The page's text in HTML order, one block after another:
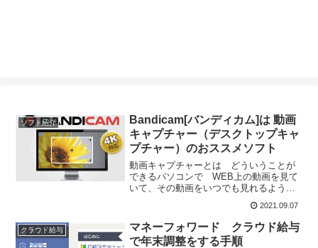
ソフト紹介
Bandicam[バンディカム]は 動画
キャプチャー（デスクトップキャ
プチャー）のおススメソフト
動画キャプチャーとは どういうことが
できるパソコンで WEB上の動画を見て
いて、その動画をいつでも見れるように
自分のパソコンに保存しておきたいと思
ったことはありませんか？「動画キャプ
チャー」「デスクトップキャプチャー」
というのはパソコンの画...
2021.09.07
クラウド給与
マネーフォワード クラウド給与
で年末調整をする手順